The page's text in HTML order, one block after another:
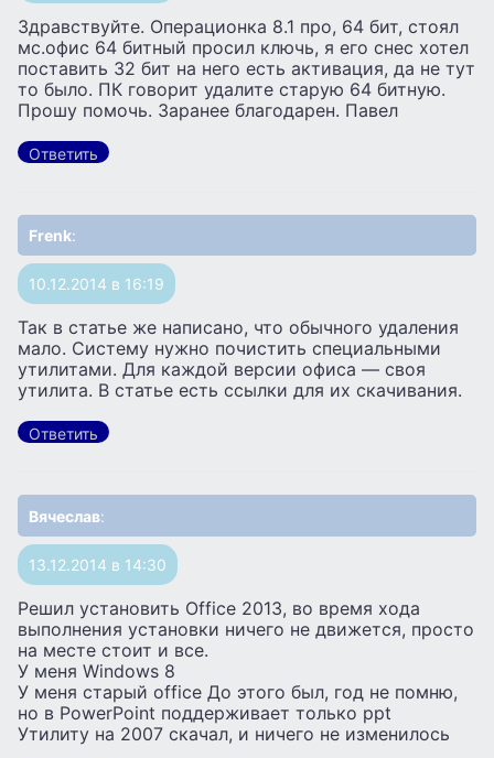
Здравствуйте. Операционка 8.1 про, 64 бит, стоял
мс.офис 64 битный просил ключь, я его снес хотел
поставить 32 бит на него есть активация, да не тут
то было. ПК говорит удалите старую 64 битную.
Прошу помочь. Заранее благодарен. Павел
Ответить
Frenk:
10.12.2014 в 16:19
Так в статье же написано, что обычного удаления
мало. Систему нужно почистить специальными
утилитами. Для каждой версии офиса — своя
утилита. В статье есть ссылки для их скачивания.
Ответить
Вячеслав:
13.12.2014 в 14:30
Решил установить Office 2013, во время хода
выполнения установки ничего не движется, просто
на месте стоит и все.
У меня Windows 8
У меня старый office До этого был, год не помню,
но в PowerPoint поддерживает только ppt
Утилиту на 2007 скачал, и ничего не изменилось